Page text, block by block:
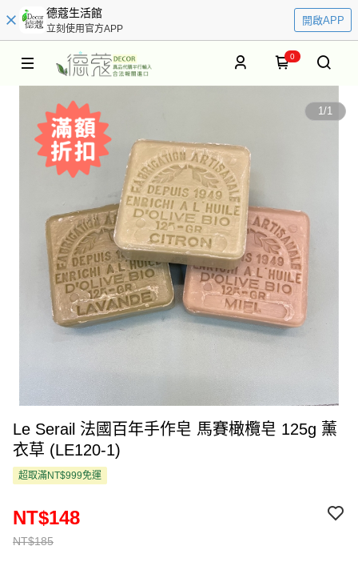
德蔻生活館
立刻使用官方APP
開啟APP
0
1/1
Le Serail 法國百年手作皂 馬賽橄欖皂 125g 薰
衣草 (LE120-1)
超取滿NT$999免運
NT$185
NT$148